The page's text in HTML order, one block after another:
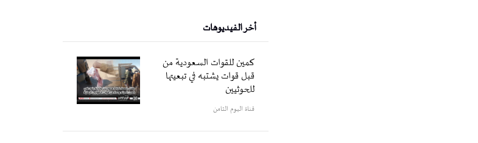
أخر الفيديوهات
كمين للقوات السعودية من
قبل قوات يشتبه في تبعيتها
للحوثيين
قناة اليوم الثامن